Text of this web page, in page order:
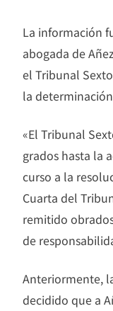
La información
abogada de
el Tribunal
la
«El Tribunal
grados hasta la
curso a la
Cuarta del
remitido
de
Anteriormente,
decidido que a